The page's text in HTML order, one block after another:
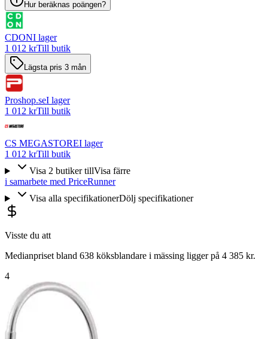
Hur beräknas poängen?
CDONI lager
1 012 krTill butik
Lägsta pris 3 mån
Proshop.seI lager
1 012 krTill butik
CS MEGASTOREI lager
1 012 krTill butik
Visa 2 butiker tillVisa färre
i samarbete med PriceRunner
Visa alla specifikationerDölj specifikationer
Visste du att
Medianpriset bland 638 köksblandare i mässing ligger på 4 385 kr.
4